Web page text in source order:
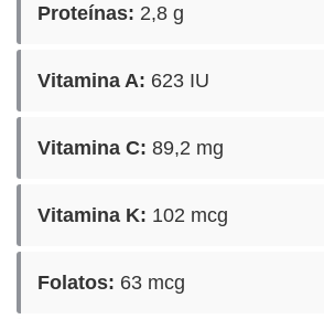
Proteínas: 2,8 g
Vitamina A: 623 IU
Vitamina C: 89,2 mg
Vitamina K: 102 mcg
Folatos: 63 mcg